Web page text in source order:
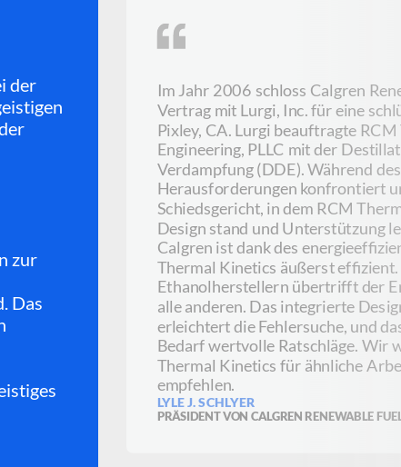
der
zur
Das
Im Jahr 2006 schloss Calgren
Vertrag mit Lurgi, Inc. für eine
Pixley, CA. Lurgi beauftragte
Engineering, PLLC mit der
Verdampfung (DDE). Während
Herausforderungen konfrontiert
Schiedsgericht, in dem RCM
Design stand und Unterstützung
Calgren ist dank des
Thermal Kinetics äußerst
Ethanolherstellern übertrifft der
alle anderen. Das integrierte
erleichtert die Fehlersuche, und
Bedarf wertvolle Ratschläge. Wir
Thermal Kinetics für ähnliche
empfehlen.
LYLE J. SCHLYER
PRÄSIDENT VON CALGREN RENEWABLE